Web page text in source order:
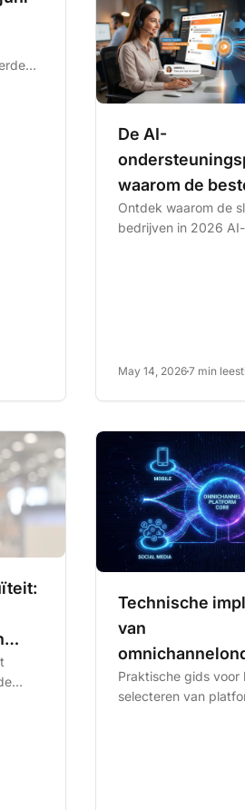
De AI-
waarom de
degene is die
kent?
Ontdek waarom de
bedrijven in 2026
May 14, 20267 min
Technische
van
Praktische gids voor
selecteren van